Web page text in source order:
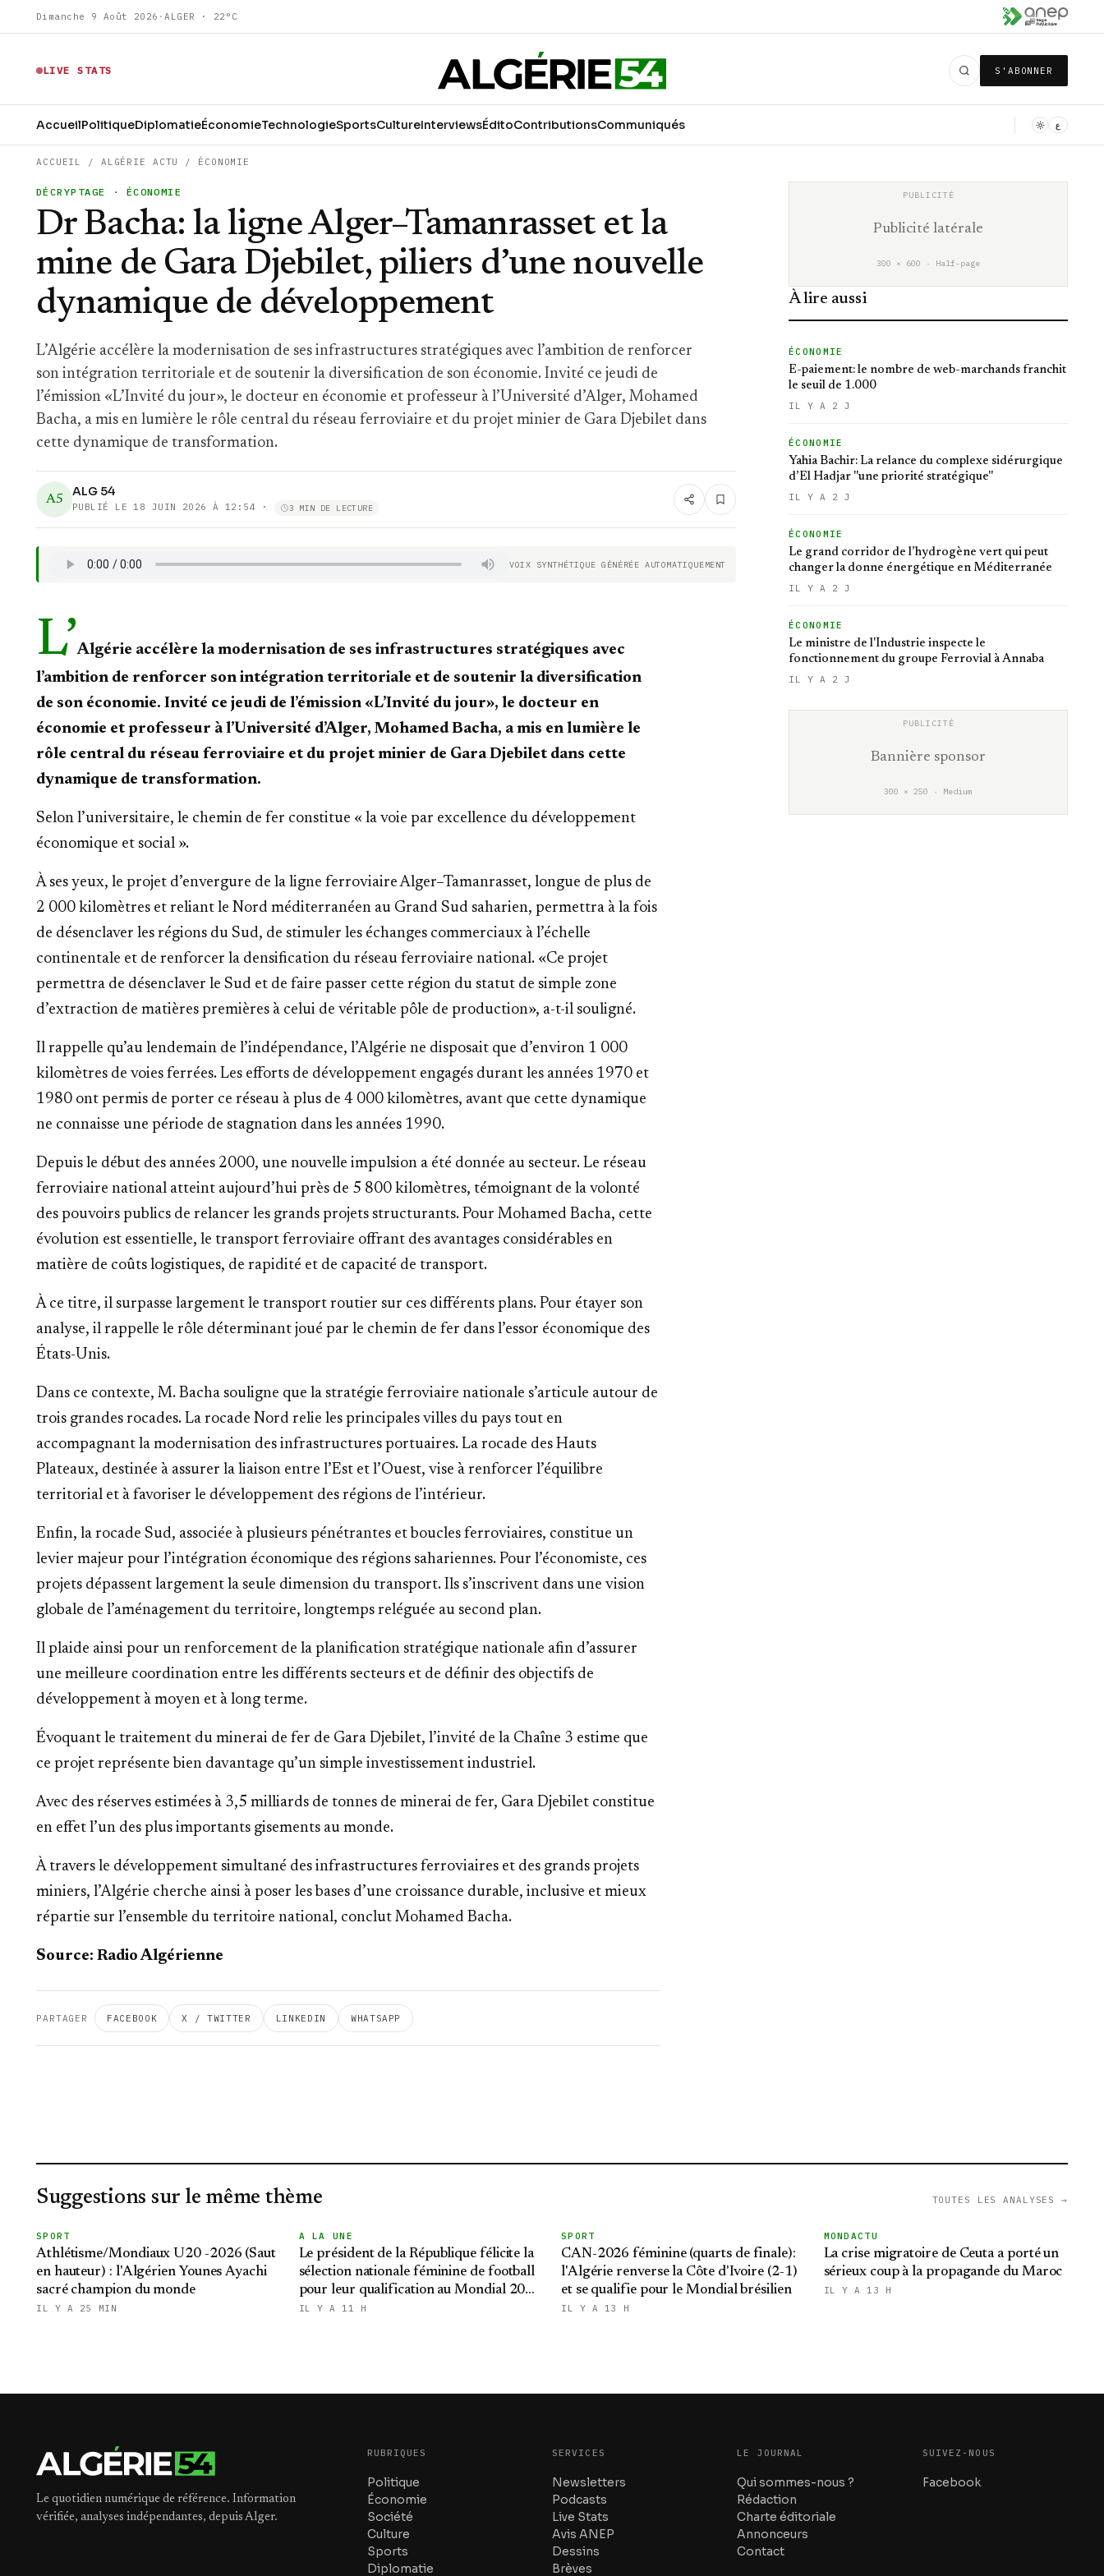
Dimanche 9 Août 2026 ·ALGER · 22°C
LIVE STATS S'ABONNER
AccueilPolitiqueDiplomatieÉconomieTechnologieSportsCultureInterviewsÉditoContributionsCommuniqués ع
ACCUEIL / ALGÉRIE ACTU / ÉCONOMIE
DÉCRYPTAGE · ÉCONOMIE
Dr Bacha: la ligne Alger–Tamanrasset et la
mine de Gara Djebilet, piliers d’une nouvelle
dynamique de développement
L’Algérie accélère la modernisation de ses infrastructures stratégiques avec l’ambition de renforcer
son intégration territoriale et de soutenir la diversification de son économie. Invité ce jeudi de
l’émission «L’Invité du jour», le docteur en économie et professeur à l’Université d’Alger, Mohamed
Bacha, a mis en lumière le rôle central du réseau ferroviaire et du projet minier de Gara Djebilet dans
cette dynamique de transformation.
A5
ALG 54
PUBLIÉ LE 18 JUIN 2026 À 12:54 · 3 MIN DE LECTURE
VOIX SYNTHÉTIQUE GÉNÉRÉE AUTOMATIQUEMENT
L’Algérie accélère la modernisation de ses infrastructures stratégiques avec
l’ambition de renforcer son intégration territoriale et de soutenir la diversification
de son économie. Invité ce jeudi de l’émission «L’Invité du jour», le docteur en
économie et professeur à l’Université d’Alger, Mohamed Bacha, a mis en lumière le
rôle central du réseau ferroviaire et du projet minier de Gara Djebilet dans cette
dynamique de transformation.
Selon l’universitaire, le chemin de fer constitue « la voie par excellence du développement
économique et social ».
À ses yeux, le projet d’envergure de la ligne ferroviaire Alger–Tamanrasset, longue de plus de
2 000 kilomètres et reliant le Nord méditerranéen au Grand Sud saharien, permettra à la fois
de désenclaver les régions du Sud, de stimuler les échanges commerciaux à l’échelle
continentale et de renforcer la densification du réseau ferroviaire national. «Ce projet
permettra de désenclaver le Sud et de faire passer cette région du statut de simple zone
d’extraction de matières premières à celui de véritable pôle de production», a-t-il souligné.
Il rappelle qu’au lendemain de l’indépendance, l’Algérie ne disposait que d’environ 1 000
kilomètres de voies ferrées. Les efforts de développement engagés durant les années 1970 et
1980 ont permis de porter ce réseau à plus de 4 000 kilomètres, avant que cette dynamique
ne connaisse une période de stagnation dans les années 1990.
Depuis le début des années 2000, une nouvelle impulsion a été donnée au secteur. Le réseau
ferroviaire national atteint aujourd’hui près de 5 800 kilomètres, témoignant de la volonté
des pouvoirs publics de relancer les grands projets structurants. Pour Mohamed Bacha, cette
évolution est essentielle, le transport ferroviaire offrant des avantages considérables en
matière de coûts logistiques, de rapidité et de capacité de transport.
À ce titre, il surpasse largement le transport routier sur ces différents plans. Pour étayer son
analyse, il rappelle le rôle déterminant joué par le chemin de fer dans l’essor économique des
États-Unis.
Dans ce contexte, M. Bacha souligne que la stratégie ferroviaire nationale s’articule autour de
trois grandes rocades. La rocade Nord relie les principales villes du pays tout en
accompagnant la modernisation des infrastructures portuaires. La rocade des Hauts
Plateaux, destinée à assurer la liaison entre l’Est et l’Ouest, vise à renforcer l’équilibre
territorial et à favoriser le développement des régions de l’intérieur.
Enfin, la rocade Sud, associée à plusieurs pénétrantes et boucles ferroviaires, constitue un
levier majeur pour l’intégration économique des régions sahariennes. Pour l’économiste, ces
projets dépassent largement la seule dimension du transport. Ils s’inscrivent dans une vision
globale de l’aménagement du territoire, longtemps reléguée au second plan.
Il plaide ainsi pour un renforcement de la planification stratégique nationale afin d’assurer
une meilleure coordination entre les différents secteurs et de définir des objectifs de
développement à moyen et à long terme.
Évoquant le traitement du minerai de fer de Gara Djebilet, l’invité de la Chaîne 3 estime que
ce projet représente bien davantage qu’un simple investissement industriel.
Avec des réserves estimées à 3,5 milliards de tonnes de minerai de fer, Gara Djebilet constitue
en effet l’un des plus importants gisements au monde.
À travers le développement simultané des infrastructures ferroviaires et des grands projets
miniers, l’Algérie cherche ainsi à poser les bases d’une croissance durable, inclusive et mieux
répartie sur l’ensemble du territoire national, conclut Mohamed Bacha.
Source: Radio Algérienne
PARTAGER FACEBOOK X / TWITTER LINKEDIN WHATSAPP
Publicité latérale
300 × 600 · Half-page
À lire aussi
ÉCONOMIE
E-paiement: le nombre de web-marchands franchit
le seuil de 1.000
IL Y A 2 J
ÉCONOMIE
Yahia Bachir: La relance du complexe sidérurgique
d’El Hadjar ''une priorité stratégique''
IL Y A 2 J
ÉCONOMIE
Le grand corridor de l’hydrogène vert qui peut
changer la donne énergétique en Méditerranée
IL Y A 2 J
ÉCONOMIE
Le ministre de l'Industrie inspecte le
fonctionnement du groupe Ferrovial à Annaba
IL Y A 2 J
Bannière sponsor
300 × 250 · Medium
Suggestions sur le même thème TOUTES LES ANALYSES →
SPORT
Athlétisme/Mondiaux U20 -2026 (Saut
en hauteur) : l'Algérien Younes Ayachi
sacré champion du monde
IL Y A 25 MIN
A LA UNE
Le président de la République félicite la
sélection nationale féminine de football
pour leur qualification au Mondial 2027
et aux demi-finales de la CAN
IL Y A 11 H
SPORT
CAN-2026 féminine (quarts de finale):
l'Algérie renverse la Côte d'Ivoire (2-1)
et se qualifie pour le Mondial brésilien
IL Y A 13 H
MONDACTU
La crise migratoire de Ceuta a porté un
sérieux coup à la propagande du Maroc
IL Y A 13 H
Le quotidien numérique de référence. Information
vérifiée, analyses indépendantes, depuis Alger.
RUBRIQUES
Politique
Économie
Société
Culture
Sports
Diplomatie
SERVICES
Newsletters
Podcasts
Live Stats
Avis ANEP
Dessins
Brèves
LE JOURNAL
Qui sommes-nous ?
Rédaction
Charte éditoriale
Annonceurs
Contact
SUIVEZ-NOUS
Facebook